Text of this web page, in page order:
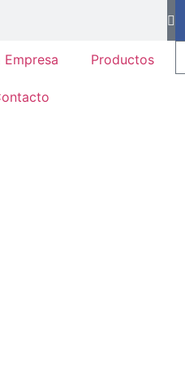
Empresa Productos